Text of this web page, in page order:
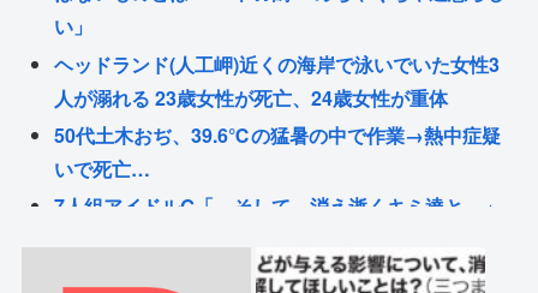
い」
ヘッドランド(人工岬)近くの海岸で泳いでいた女性3
人が溺れる 23歳女性が死亡、24歳女性が重体
50代土木おぢ、39.6℃の猛暑の中で作業→熱中症疑
いで死亡…
7人組アイドルG「…そして、消え逝くキミ達と。」
HUNTER×HUNTERのヒソカ、逮捕される